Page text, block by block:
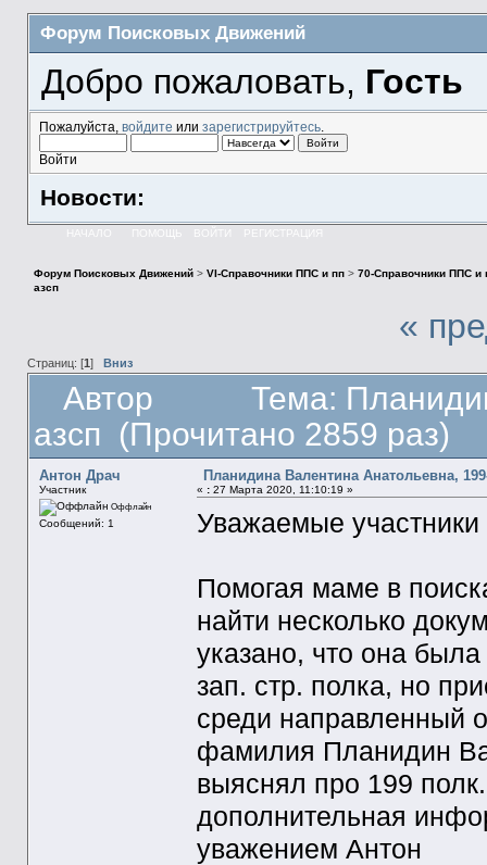
Форум Поисковых Движений
Добро пожаловать, Гость
Пожалуйста, войдите или зарегистрируйтесь.
Войти
Новости:
НАЧАЛО ПОМОЩЬ ВОЙТИ РЕГИСТРАЦИЯ
Форум Поисковых Движений> VI-Справочники ППС и пп> 70-Справочники ППС и
азсп
«
Страниц: [1 ] Вниз
Автор
Тема:
азсп (Прочитано 2859 раз)
Антон Драч
Участник
Оффлайн
Сообщений: 1
Планидина Валентина Анатольевна,
« :27 Марта 2020, 11:10:19 »
Уважаемые
Помогая маме в
найти несколько
указано, что она
зап. стр. полка, но
среди направленный
фамилия Планидин
выяснял про 199
дополнительная
уважением Антон